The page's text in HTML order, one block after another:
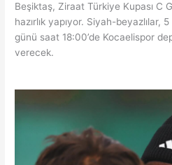
Beşiktaş, Ziraat Türkiye Kupası C
hazırlık yapıyor. Siyah-beyazlılar,
günü saat 18:00’de Kocaelispor
verecek.